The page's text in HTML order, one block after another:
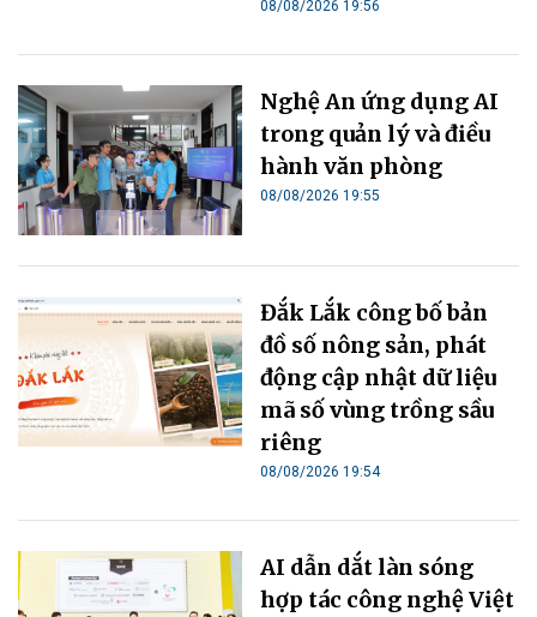
08/08/2026 19:56
Nghệ An ứng dụng AI
trong quản lý và điều
hành văn phòng
08/08/2026 19:55
Đắk Lắk công bố bản
đồ số nông sản, phát
động cập nhật dữ liệu
mã số vùng trồng sầu
riêng
08/08/2026 19:54
AI dẫn dắt làn sóng
hợp tác công nghệ Việt